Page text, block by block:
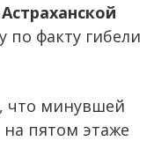
по факту гибели
, что минувшей
пятом этаже